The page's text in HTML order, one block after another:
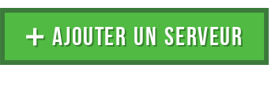
➕ AJOUTER UN SERVEUR